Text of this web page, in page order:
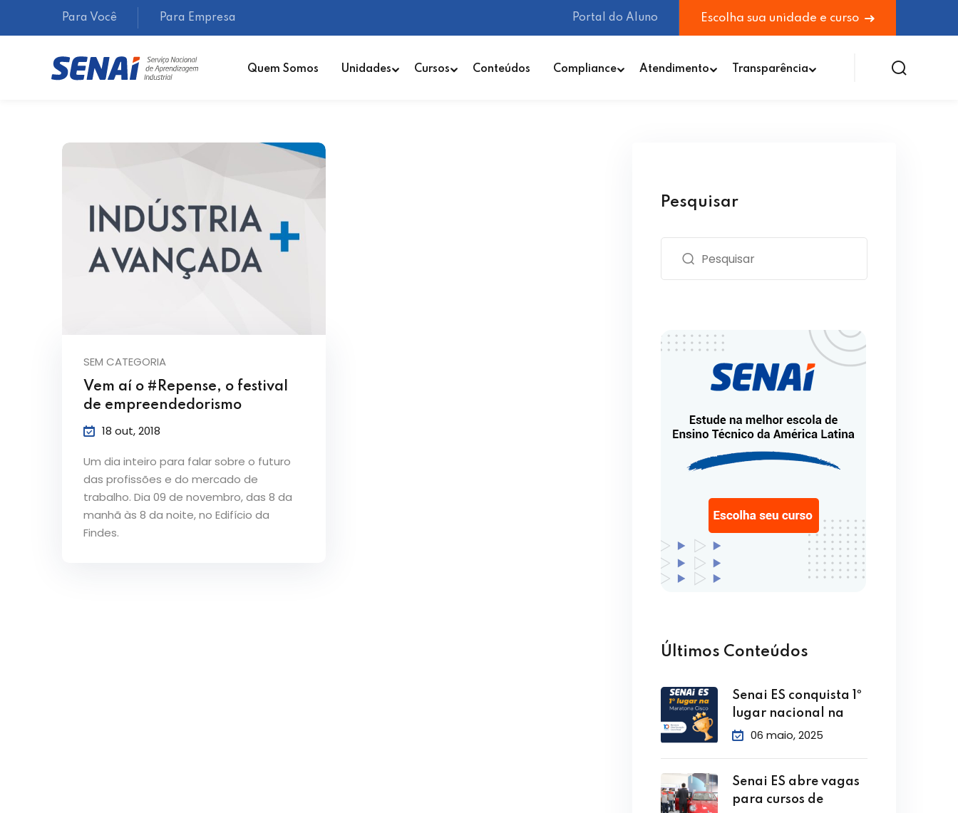
Para Você Para Empresa Portal do Aluno Escolha sua unidade e curso
Quem Somos Unidades Cursos Conteúdos Compliance Atendimento Transparência
SEM CATEGORIA
Vem aí o #Repense, o festival
de empreendedorismo
18 out, 2018
Um dia inteiro para falar sobre o futuro
das profissões e do mercado de
trabalho. Dia 09 de novembro, das 8 da
manhã às 8 da noite, no Edifício da
Findes.
Pesquisar
Últimos Conteúdos
Senai ES conquista 1º
lugar nacional na
06 maio, 2025
Senai ES abre vagas
para cursos de